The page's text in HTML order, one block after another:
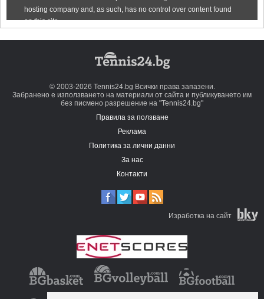
© 2003-2026 Tennis24.bg Всички права запазени.
Забранено е използването на материали от сайта и публикуването им
без писмено разрешение на "Tennis24.bg"
Правила за ползване
Реклама
Политика за лични данни
За нас
Контакти
Изработка на сайт